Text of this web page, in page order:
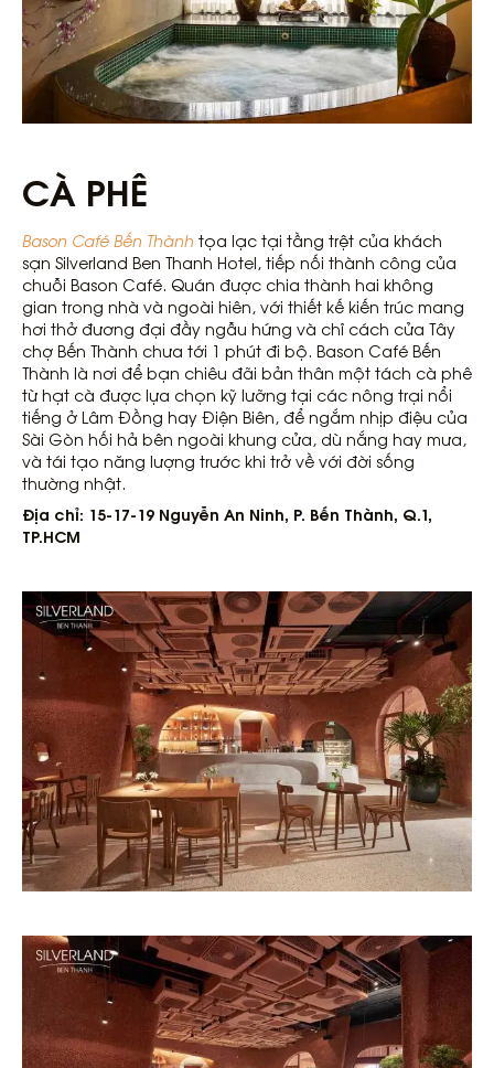
CÀ PHÊ
Bason Café Bến Thành tọa lạc tại tầng trệt của khách
sạn Silverland Ben Thanh Hotel, tiếp nối thành công của
chuỗi Bason Café. Quán được chia thành hai không
gian trong nhà và ngoài hiên, với thiết kế kiến trúc mang
hơi thở đương đại đầy ngẫu hứng và chỉ cách cửa Tây
chợ Bến Thành chưa tới 1 phút đi bộ. Bason Café Bến
Thành là nơi để bạn chiêu đãi bản thân một tách cà phê
từ hạt cà được lựa chọn kỹ lưỡng tại các nông trại nổi
tiếng ở Lâm Đồng hay Điện Biên, để ngắm nhịp điệu của
Sài Gòn hối hả bên ngoài khung cửa, dù nắng hay mưa,
và tái tạo năng lượng trước khi trở về với đời sống
thường nhật.
Địa chỉ: 15-17-19 Nguyễn An Ninh, P. Bến Thành, Q.1,
TP.HCM